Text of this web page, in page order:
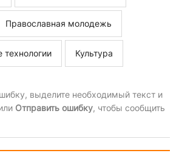
Православная молодежь
Культура
выделите необходимый текст и
Отправить ошибку, чтобы сообщить